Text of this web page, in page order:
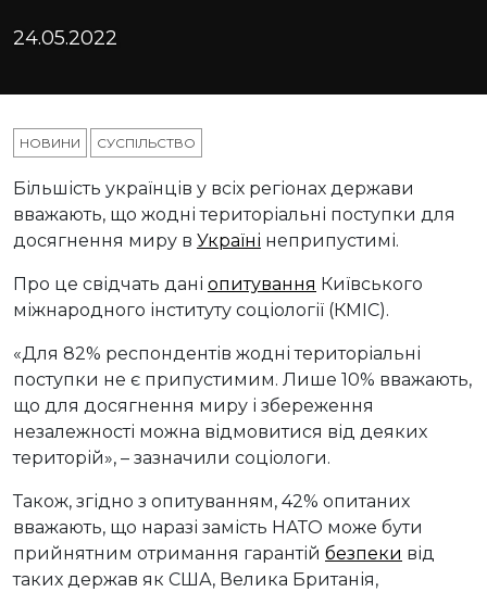
24.05.2022
НОВИНИ СУСПІЛЬСТВО
Більшість українців у всіх регіонах держави
вважають, що жодні територіальні поступки для
досягнення миру в Україні неприпустимі.
Про це свідчать дані опитування Київського
міжнародного інституту соціології (КМІС).
«Для 82% респондентів жодні територіальні
поступки не є припустимим. Лише 10% вважають,
що для досягнення миру і збереження
незалежності можна відмовитися від деяких
територій», – зазначили соціологи.
Також, згідно з опитуванням, 42% опитаних
вважають, що наразі замість НАТО може бути
прийнятним отримання гарантій безпеки від
таких держав як США, Велика Британія,